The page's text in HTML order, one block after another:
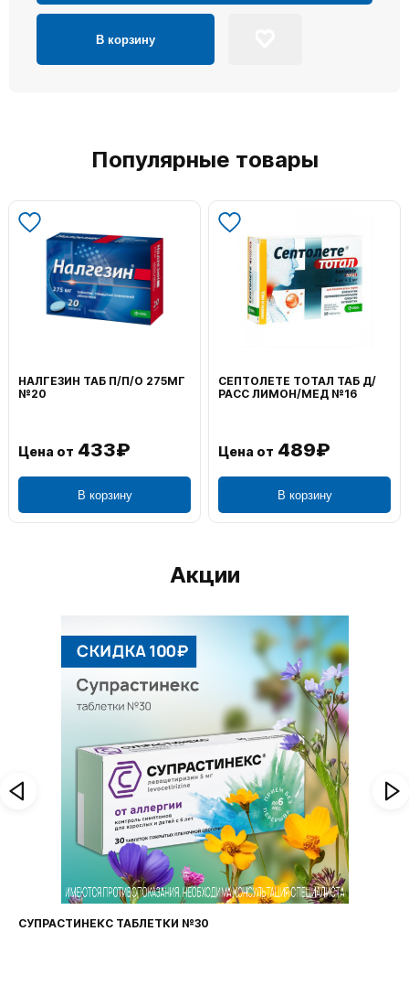
В корзину
Популярные товары
ВОЛЬТАРЕН ЭМУЛЬГЕЛЬ
НАРУЖ 2% 100Г
Цена от 1 106₽
В корзину
ФЕНИСТИЛ ГЕЛЬ НАРУЖ
0,1% 50Г
Цена от 656₽
В корзину
Акции
ФАРИНГОСЕПТ ТАБЛЕТКИ №20